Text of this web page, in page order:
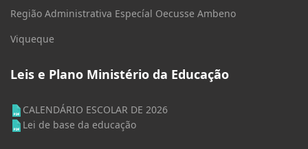
Região Administrativa Especíal Oecusse Ambeno
Viqueque
Leis e Plano Ministério da Educação
CALENDÁRIO ESCOLAR DE 2026
Lei de base da educação